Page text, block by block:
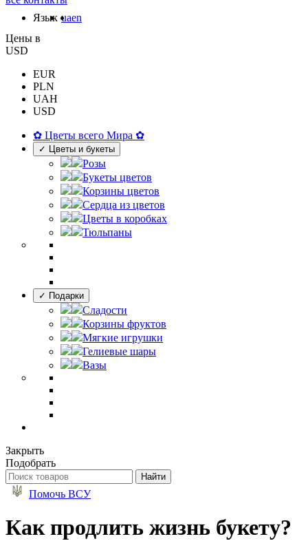
Язык uaen
Цены в
USD
EUR
PLN
UAH
USD
✿ Цветы всего Мира ✿
✓ Цветы и букеты
Розы
Букеты цветов
Корзины цветов
Сердца из цветов
Цветы в коробках
Тюльпаны
✓ Подарки
Сладости
Корзины фруктов
Мягкие игрушки
Гелиевые шары
Вазы
Закрыть
Подобрать
Помочь ВСУ
Как продлить жизнь букету?